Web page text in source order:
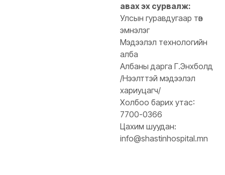
авах эх сурвалж:
Улсын гуравдугаар төв
эмнэлэг
Мэдээлэл технологийн
алба
Албаны дарга Г.Энхболд
/Нээлттэй мэдээлэл
хариуцагч/
Холбоо барих утас:
7700-0366
Цахим шуудан:
info@shastinhospital.mn